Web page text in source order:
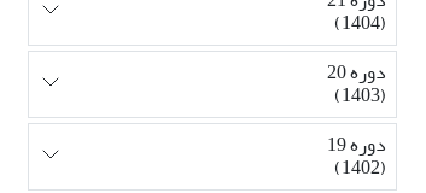
(1404)
دوره 20
(1403)
دوره 19
(1402)